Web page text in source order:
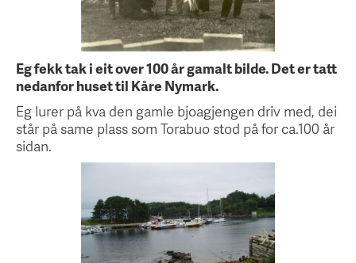
Eg fekk tak i eit over 100 år gamalt bilde. Det er tatt
nedanfor huset til Kåre Nymark.
Eg lurer på kva den gamle bjoagjengen driv med, dei
står på same plass som Torabuo stod på for ca.100 år
sidan.